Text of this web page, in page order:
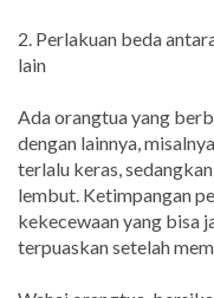
2. Perlakuan beda
lain
Ada orangtua yang
dengan lainnya,
terlalu keras,
lembut. Ketimpangan
kekecewaan yang bisa
terpuaskan setelah